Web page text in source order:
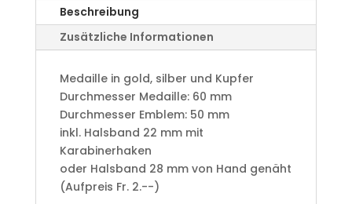
Beschreibung
Zusätzliche Informationen
Medaille in gold, silber und Kupfer
​Durchmesser Medaille: 60 mm
Durchmesser Emblem: 50 mm
​inkl. Halsband 22 mm mit
Karabinerhaken
oder Halsband 28 mm von Hand genäht
(Aufpreis Fr. 2.--)